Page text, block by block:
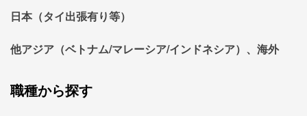
日本（タイ出張有り等）
他アジア（ベトナム/マレーシア/インドネシア）、海外
職種から探す